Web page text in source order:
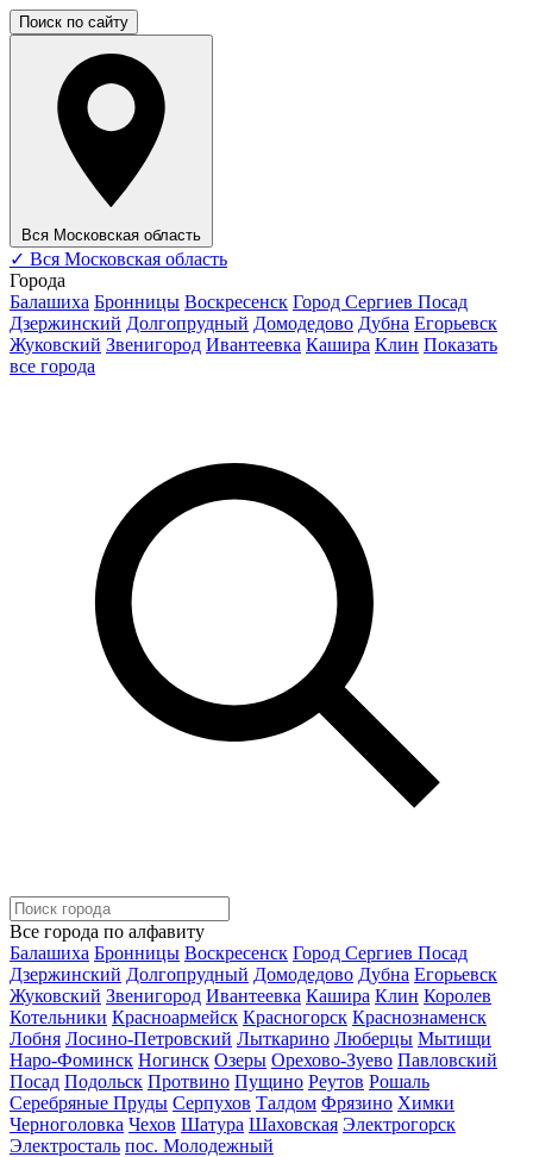
Поиск по сайту
Вся Московская область
✓ Вся Московская область
Города
Балашиха Бронницы Воскресенск Город Сергиев Посад
Дзержинский Долгопрудный Домодедово Дубна Егорьевск
Жуковский Звенигород Ивантеевка Кашира Клин Показать
все города
Все города по алфавиту
Балашиха Бронницы Воскресенск Город Сергиев Посад
Дзержинский Долгопрудный Домодедово Дубна Егорьевск
Жуковский Звенигород Ивантеевка Кашира Клин Королев
Котельники Красноармейск Красногорск Краснознаменск
Лобня Лосино-Петровский Лыткарино Люберцы Мытищи
Наро-Фоминск Ногинск Озеры Орехово-Зуево Павловский
Посад Подольск Протвино Пущино Реутов Рошаль
Серебряные Пруды Серпухов Талдом Фрязино Химки
Черноголовка Чехов Шатура Шаховская Электрогорск
Электросталь пос. Молодежный